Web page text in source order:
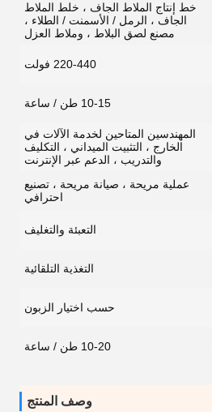
خط إنتاج الملاط الجاف ، خلط الملاط
الجاف ، الرمل / الأسمنت / الطلاء ،
مصنع لصق البلاط ، وملاط العزل
220-440 فولت
10-15 طن / ساعة
المهندسين المتاحين لخدمة الآلات في
الخارج ، التثبيت الميداني ، التكليف
والتدريب ، الدعم عبر الإنترنت
عملية مريحة ، صيانة مريحة ، تصنيع
احترافي
التعبئة والتغليف
التغذية التلقائية
حسب اختيار الزبون
10-20 طن / ساعة
وصف المنتج